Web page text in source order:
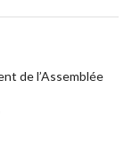
de l’Assemblée